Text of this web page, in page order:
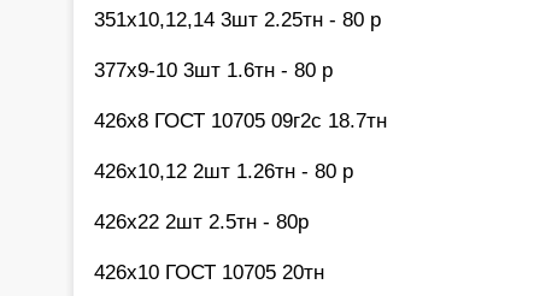
351х10,12,14 3шт 2.25тн - 80 р
377х9-10 3шт 1.6тн - 80 р
426х8 ГОСТ 10705 09г2с 18.7тн
426х10,12 2шт 1.26тн - 80 р
426х22 2шт 2.5тн - 80р
426х10 ГОСТ 10705 20тн